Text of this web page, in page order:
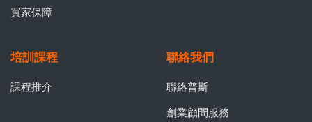
買家保障
培訓課程
課程推介
聯絡我們
聯絡普斯
創業顧問服務